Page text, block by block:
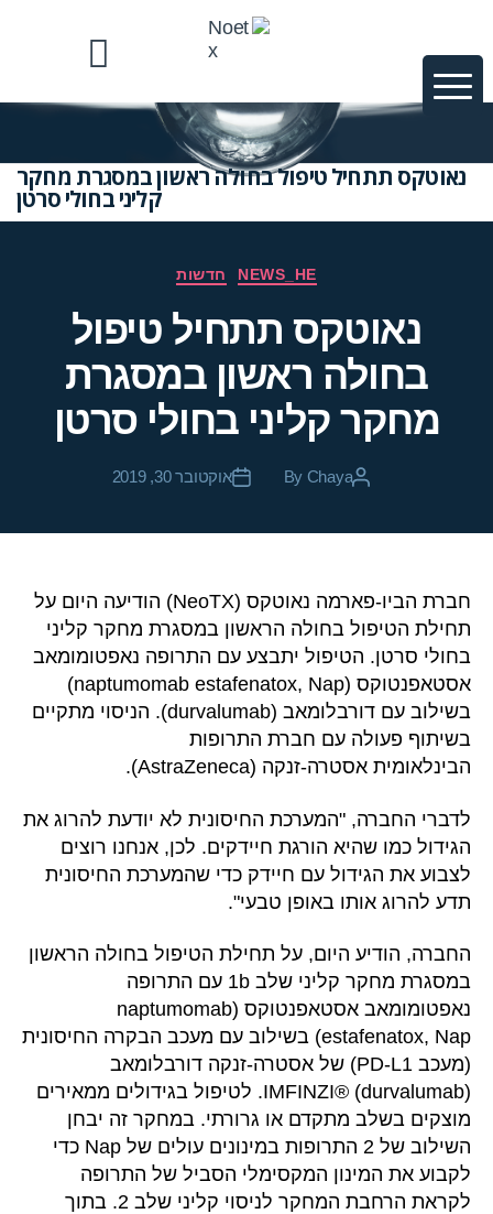
נאוטקס תתחיל טיפול בחולה ראשון במסגרת מחקר
קליני בחולי סרטן
NEWS_HE חדשות
נאוטקס תתחיל טיפול
בחולה ראשון במסגרת
מחקר קליני בחולי סרטן
By Chaya אוקטובר 30, 2019
חברת הביו-פארמה נאוטקס (NeoTX) הודיעה היום על
תחילת הטיפול בחולה הראשון במסגרת מחקר קליני
בחולי סרטן. הטיפול יתבצע עם התרופה נאפטומומאב
אסטאפנטוקס (naptumomab estafenatox, Nap)
בשילוב עם דורבלומאב (durvalumab). הניסוי מתקיים
בשיתוף פעולה עם חברת התרופות
הבינלאומית אסטרה-זנקה (AstraZeneca).
לדברי החברה, "המערכת החיסונית לא יודעת להרוג את
הגידול כמו שהיא הורגת חיידקים. לכן, אנחנו רוצים
לצבוע את הגידול עם חיידק כדי שהמערכת החיסונית
תדע להרוג אותו באופן טבעי".
החברה, הודיע היום, על תחילת הטיפול בחולה הראשון
במסגרת מחקר קליני שלב 1b עם התרופה
נאפטומומאב אסטאפנטוקס (naptumomab
estafenatox, Nap) בשילוב עם מעכב הבקרה החיסונית
(מעכב PD-L1) של אסטרה-זנקה דורבלומאב
IMFINZI® (durvalumab). לטיפול בגידולים ממאירים
מוצקים בשלב מתקדם או גרורתי. במחקר זה יבחן
השילוב של 2 התרופות במינונים עולים של Nap כדי
לקבוע את המינון המקסימלי הסביל של התרופה
לקראת הרחבת המחקר לניסוי קליני שלב 2. בתוך